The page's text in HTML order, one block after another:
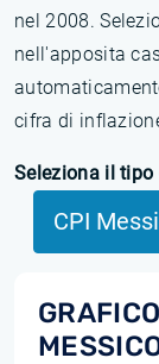
nel 2008.
nell'apposita
cifra di
Seleziona il
CPI